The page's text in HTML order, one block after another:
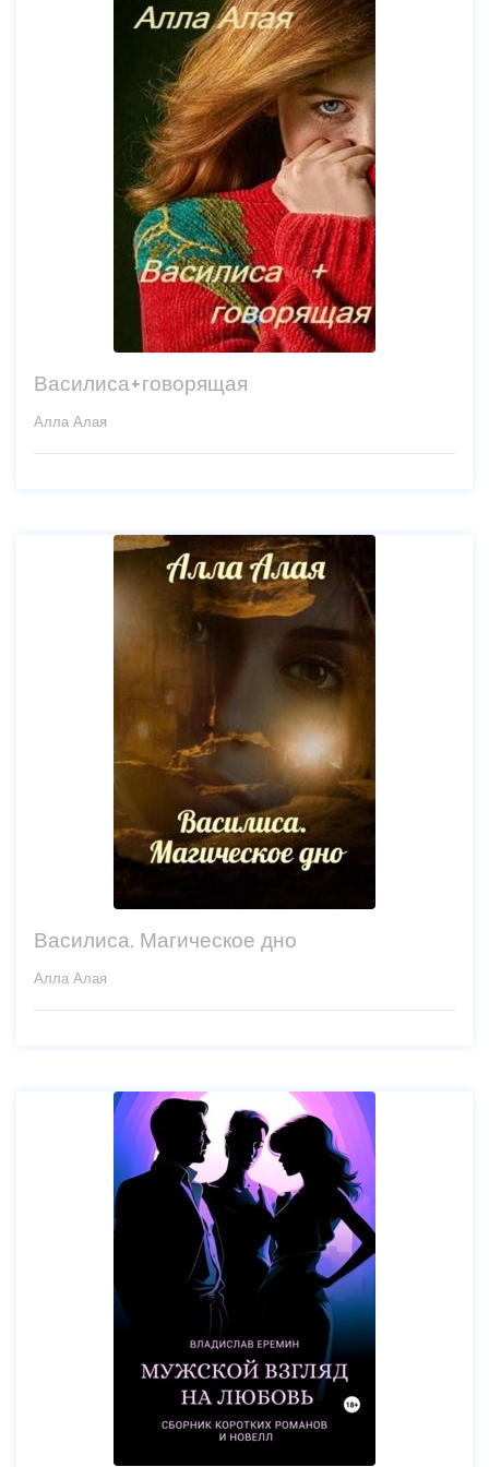
Василиса+говорящая
Алла Алая
Василиса. Магическое дно
Алла Алая